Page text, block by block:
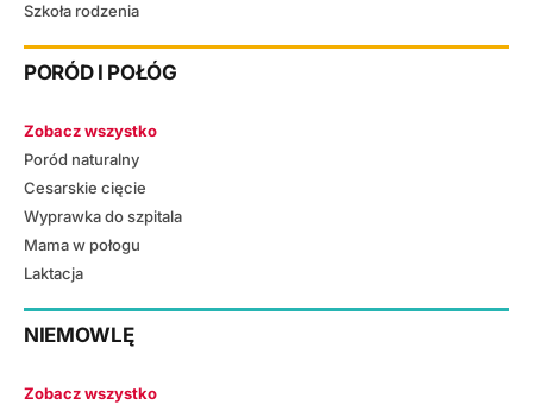
Szkoła rodzenia
PORÓD I POŁÓG
Zobacz wszystko
Poród naturalny
Cesarskie cięcie
Wyprawka do szpitala
Mama w połogu
Laktacja
NIEMOWLĘ
Zobacz wszystko